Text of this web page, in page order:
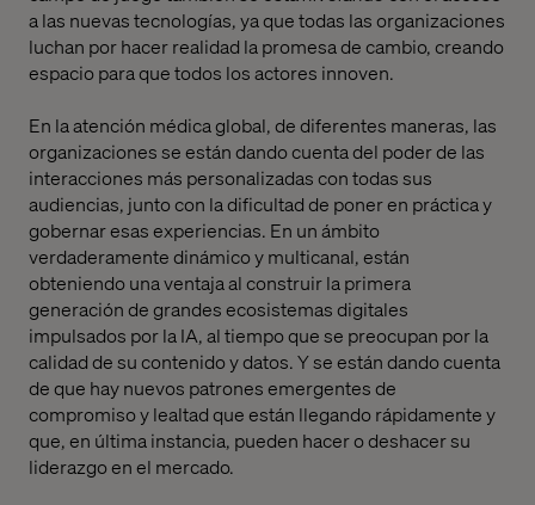
alas nuevas tecnologías,ya que todas las organizaciones
luchan por hacer realidad la promesa de cambio, creando
espacio para que todos losactores innoven.
En la atención médica global,dediferentes maneras, las
organizaciones se están dando cuenta del poder de las
interacciones más personalizadas con todas sus
audiencias, junto con la dificultad de poner en práctica y
gobernaresas experiencias. En un ámbito
verdaderamente dinámico y multicanal, están
obteniendo una ventaja al construir la primera
generación de grandesecosistemas digitales
impulsados por la IA, al tiempo que se preocupan por la
calidad de su contenido y datos. Y se están dando cuenta
de que hay nuevos patrones emergentes de
compromiso y lealtad que están llegandorápidamente y
que, en última instancia, pueden hacero deshacer su
liderazgo en el mercado.